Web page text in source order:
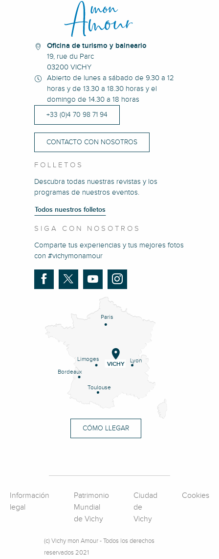
Oficina de turismo y balneario
19, rue du Parc
03200 VICHY
Abierto de lunes a sábado de 9.30 a 12
horas y de 13.30 a 18.30 horas y el
domingo de 14.30 a 18 horas
+33 (0)4 70 98 71 94
CONTACTO CON NOSOTROS
FOLLETOS
Descubra todas nuestras revistas y los
programas de nuestros eventos.
Todos nuestros folletos
SIGA CON NOSOTROS
Comparte tus experiencias y tus mejores fotos
con #vichymonamour
Paris
Lyon
Limoges
Bordeaux
Toulouse
VICHY
CÓMO LLEGAR
Información
legal
Patrimonio
Mundial
de Vichy
Ciudad
de
Vichy
Cookies
(c) Vichy mon Amour - Todos los derechos
reservados 2021